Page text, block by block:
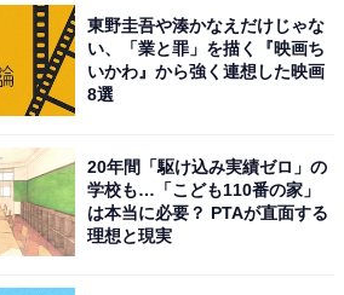
東野圭吾や湊かなえだけじゃな
い、「業と罪」を描く『映画ち
いかわ』から強く連想した映画
8選
20年間「駆け込み実績ゼロ」の
学校も…「こども110番の家」
は本当に必要？ PTAが直面する
理想と現実